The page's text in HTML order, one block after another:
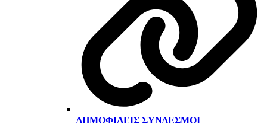
ΔΗΜΟΦΙΛΕΊΣ ΣΎΝΔΕΣΜΟΙ